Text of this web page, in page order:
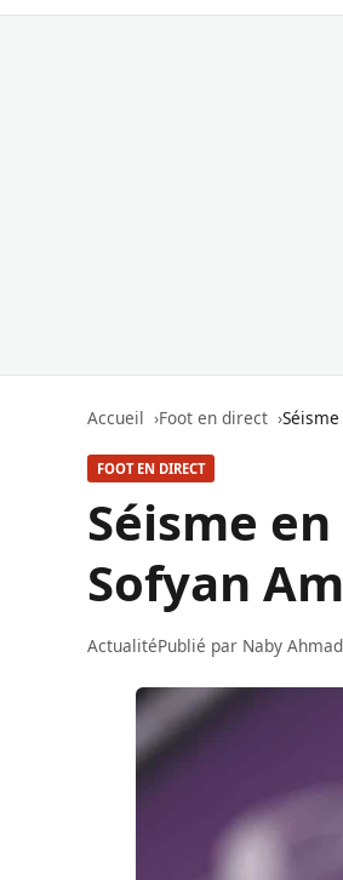
Accueil Foot en direct
FOOT EN DIRECT
Séisme
Sofyan
ActualitéPublié par Naby Ahmad